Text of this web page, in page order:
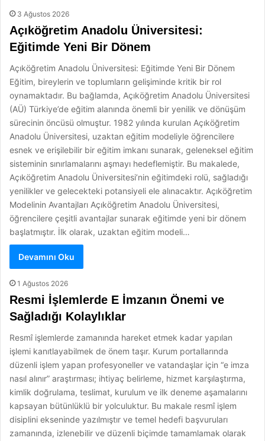
3 Ağustos 2026
Açıköğretim Anadolu Üniversitesi:
Eğitimde Yeni Bir Dönem
Açıköğretim Anadolu Üniversitesi: Eğitimde Yeni Bir Dönem
Eğitim, bireylerin ve toplumların gelişiminde kritik bir rol
oynamaktadır. Bu bağlamda, Açıköğretim Anadolu Üniversitesi
(AÜ) Türkiye’de eğitim alanında önemli bir yenilik ve dönüşüm
sürecinin öncüsü olmuştur. 1982 yılında kurulan Açıköğretim
Anadolu Üniversitesi, uzaktan eğitim modeliyle öğrencilere
esnek ve erişilebilir bir eğitim imkanı sunarak, geleneksel eğitim
sisteminin sınırlamalarını aşmayı hedeflemiştir. Bu makalede,
Açıköğretim Anadolu Üniversitesi’nin eğitimdeki rolü, sağladığı
yenilikler ve gelecekteki potansiyeli ele alınacaktır. Açıköğretim
Modelinin Avantajları Açıköğretim Anadolu Üniversitesi,
öğrencilere çeşitli avantajlar sunarak eğitimde yeni bir dönem
başlatmıştır. İlk olarak, uzaktan eğitim modeli…
Devamını Oku
1 Ağustos 2026
Resmi İşlemlerde E İmzanın Önemi ve
Sağladığı Kolaylıklar
Resmî işlemlerde zamanında hareket etmek kadar yapılan
işlemi kanıtlayabilmek de önem taşır. Kurum portallarında
düzenli işlem yapan profesyoneller ve vatandaşlar için “e imza
nasıl alınır” araştırması; ihtiyaç belirleme, hizmet karşılaştırma,
kimlik doğrulama, teslimat, kurulum ve ilk deneme aşamalarını
kapsayan bütünlüklü bir yolculuktur. Bu makale resmî işlem
disiplini ekseninde yazılmıştır ve temel hedefi başvuruları
zamanında, izlenebilir ve düzenli biçimde tamamlamak olarak